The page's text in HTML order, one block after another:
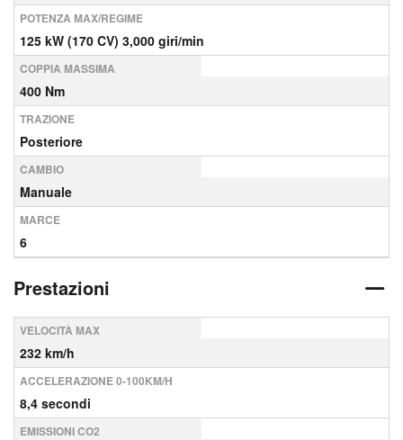
POTENZA MAX/REGIME
125 kW (170 CV) 3,000 giri/min
COPPIA MASSIMA
400 Nm
TRAZIONE
Posteriore
CAMBIO
Manuale
MARCE
6
Prestazioni
VELOCITÀ MAX
232 km/h
ACCELERAZIONE 0-100KM/H
8,4 secondi
EMISSIONI CO2